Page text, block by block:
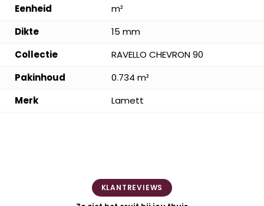
Eenheid
m²
Dikte
15 mm
Collectie
RAVELLO CHEVRON 90
Pakinhoud
0.734 m²
Merk
Lamett
KLANTREVIEWS